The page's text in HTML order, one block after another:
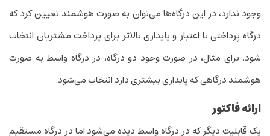
وجود ندارد، در این درگاه‌ها می‌توان به صورت هوشمند تعیین کرد که
درگاه پرداختی با اعتبار و پایداری بالاتر برای پرداخت مشتریان انتخاب
شود. برای مثال، در صورت وجود دو درگاه، در درگاه واسط به صورت
هوشمند درگاهی که پایداری بیشتری دارد انتخاب می‌شود.
ارائه فاکتور
یک قابلیت دیگر که در درگاه واسط دیده می‌شود اما در درگاه مستقیم